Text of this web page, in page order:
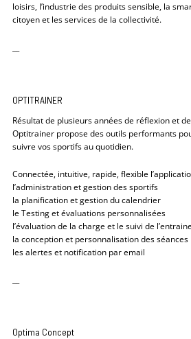
loisirs, l’industrie des produits sensible, la
citoyen et les services de la collectivité.
OPTITRAINER
Résultat de plusieurs années de réflexion et
Optitrainer propose des outils performants
suivre vos sportifs au quotidien.
Connectée, intuitive, rapide, flexible
l’administration et gestion des sportifs
la planification et gestion du calendrier
le Testing et évaluations personnalisées
l’évaluation de la charge et le suivi de
la conception et personnalisation des séances
les alertes et notification par email
Optima Concept